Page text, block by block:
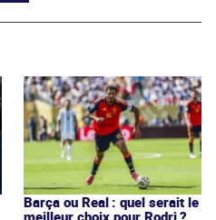
Barça ou Real : quel serait le
meilleur choix pour Rodri ?